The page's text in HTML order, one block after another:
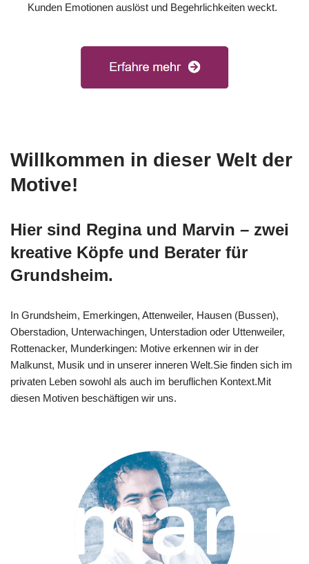
Kunden Emotionen auslöst und Begehrlichkeiten weckt.
Willkommen in dieser Welt der
Motive!
Hier sind Regina und Marvin – zwei
kreative Köpfe und Berater für
Grundsheim.
In Grundsheim, Emerkingen, Attenweiler, Hausen (Bussen),
Oberstadion, Unterwachingen, Unterstadion oder Uttenweiler,
Rottenacker, Munderkingen: Motive erkennen wir in der
Malkunst, Musik und in unserer inneren Welt.Sie finden sich im
privaten Leben sowohl als auch im beruflichen Kontext.Mit
diesen Motiven beschäftigen wir uns.